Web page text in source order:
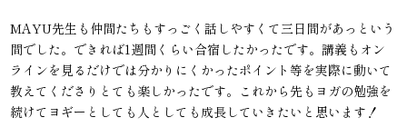
MAYU先生も仲間たちもすっごく話しやすくて三日間があっという
間でした。できれば1週間くらい合宿したかったです。講義もオン
ラインを見るだけでは分かりにくかったポイント等を実際に動いて
教えてくださりとても楽しかったです。これから先もヨガの勉強を
続けてヨギーとしても人としても成長していきたいと思います！